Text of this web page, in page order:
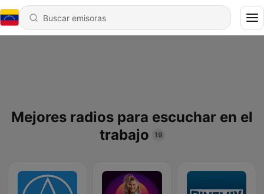
Mejores radios para escuchar en el
trabajo
19